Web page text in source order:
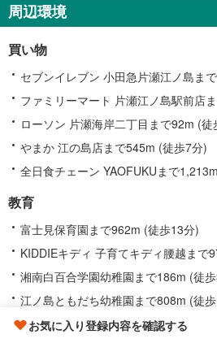
周辺環境
買い物
セブンイレブン 小田急片瀬江ノ島ま
ファミリーマート 片瀬江ノ島駅前店
ローソン 片瀬海岸二丁目まで92m (徒
やまか 江の島店まで545m (徒歩7分)
全日食チェーン YAOFUKUまで
教育
富士見保育園まで962m (徒歩13分)
KIDDIEキディ 子育てキディ腰越まで
湘南白百合学園幼稚園まで186m (徒
江ノ島ともだち幼稚園まで808m (徒
湘南白百合学園小学校まで293m (徒歩
お気に入り登録内容を確認する